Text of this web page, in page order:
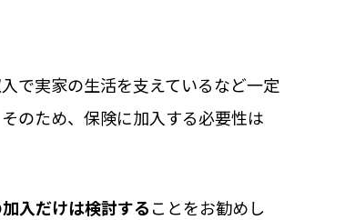
で実家の生活を支えているなど一定
のため、保険に加入する必要性は
入だけは検討することをお勧めし